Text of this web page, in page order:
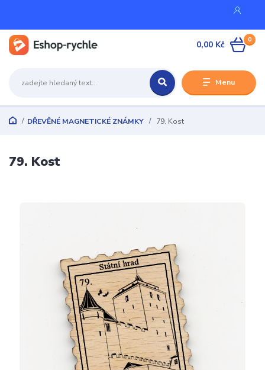
Menu
0
0,00 Kč
DŘEVĚNÉ MAGNETICKÉ ZNÁMKY 79. Kost
79. Kost